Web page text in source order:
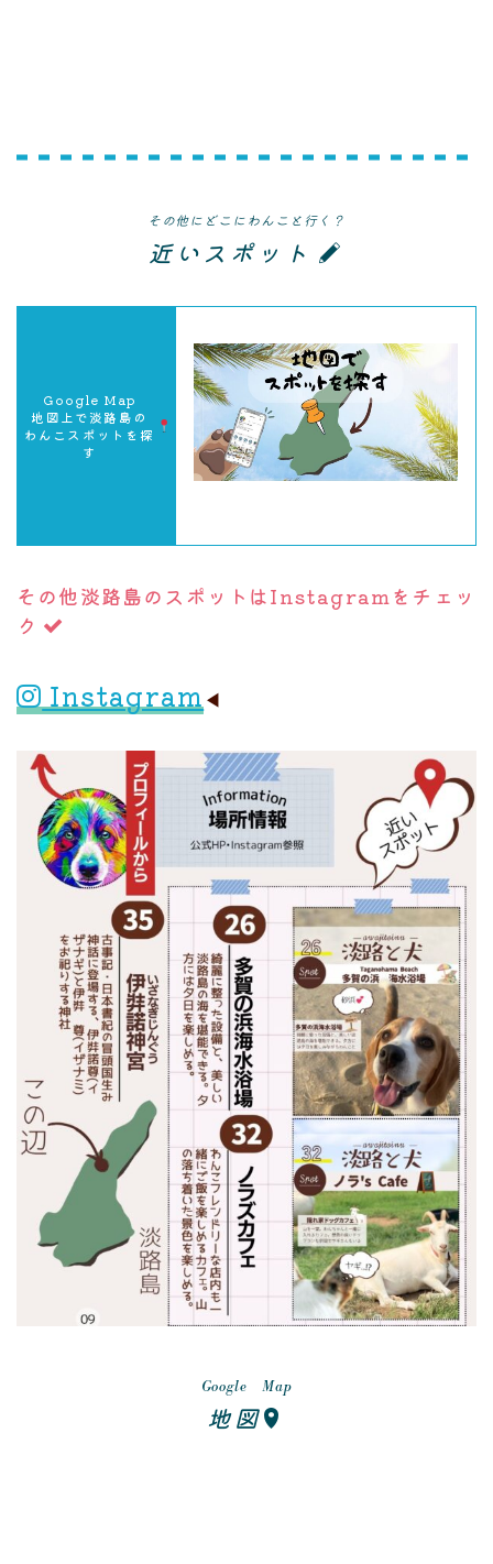
その他にどこにわんこと行く？
近いスポット
Google Map
地図上で淡路島の
わんこスポットを探
す
その他淡路島のスポットはInstagramをチェッ
ク
Instagram ◀
Google Map
地図